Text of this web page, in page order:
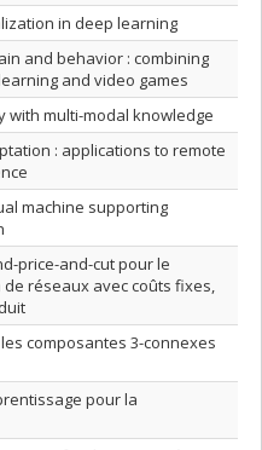
in deep learning
and behavior : combining
and video games
with multi-modal knowledge
: applications to remote
machine supporting
price-and-cut pour le
réseaux avec coûts fixes,
composantes 3-connexes
pour la